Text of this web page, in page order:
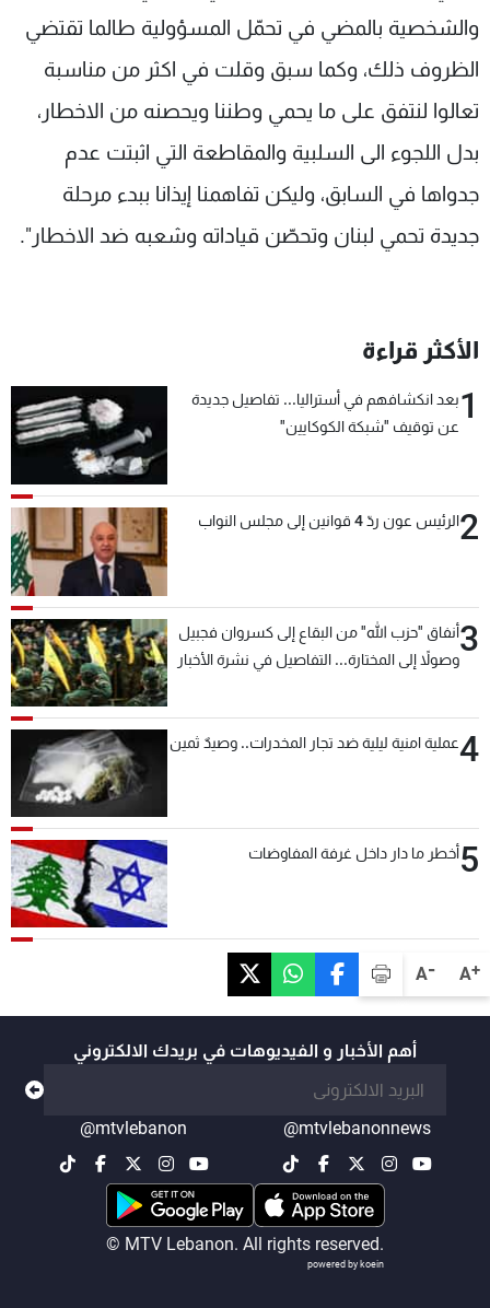
A+
A-
والشخصية بالمضي في تحمّل المسؤولية طالما تقتضي
الظروف ذلك، وكما سبق وقلت في اكثر من مناسبة
تعالوا لنتفق على ما يحمي وطننا ويحصنه من الاخطار،
بدل اللجوء الى السلبية والمقاطعة التي اثبتت عدم
جدواها في السابق، وليكن تفاهمنا إيذانا ببدء مرحلة
جديدة تحمي لبنان وتحصّن قياداته وشعبه ضد الاخطار".
الأكثر قراءة
1بعد انكشافهم في أستراليا... تفاصيل جديدة
عن توقيف "شبكة الكوكايين"
2الرئيس عون ردّ 4 قوانين إلى مجلس النواب
3أنفاق "حزب الله" من البقاع إلى كسروان فجبيل
وصولاً إلى المختارة... التفاصيل في نشرة الأخبار
4عملية امنية ليلية ضد تجار المخدرات.. وصيدٌ ثمين
5أخطر ما دار داخل غرفة المفاوضات
أهم الأخبار و الفيديوهات في بريدك الالكتروني
@mtvlebanonnews
@mtvlebanon
© MTV Lebanon. All rights reserved.
powered by koein